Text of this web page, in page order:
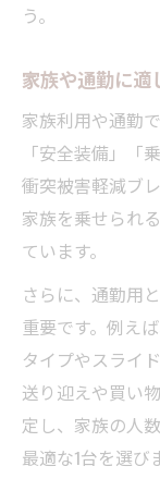
う。
家族や通勤に適
家族利用や通勤
「安全装備」「
衝突被害軽減ブ
家族を乗せられ
ています。
さらに、通勤用
重要です。例え
タイプやスライ
送り迎えや買い
定し、家族の人
最適な1台を選び